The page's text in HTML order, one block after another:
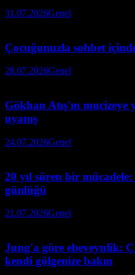
31.07.2026Genel
Çocuğunuzla sohbet
28.07.2026Genel
Gökhan Atış'ın
uyanış
24.07.2026Genel
20 yıl süren bir
günlüğü
21.07.2026Genel
Jung'a göre ebeveynlik:
kendi gölgenize bakın